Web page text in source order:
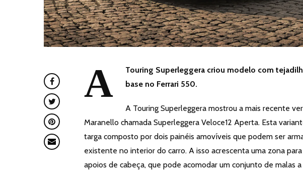
A
Touring Superleggera criou modelo com
base no Ferrari 550.
A Touring Superleggera mostrou a mais recente
Maranello chamada Superleggera Veloce12 Aperta. Esta
targa composto por dois painéis amovíveis que podem ser
existente no interior do carro. A isso acrescenta uma zona
apoios de cabeça, que pode acomodar um conjunto de malas